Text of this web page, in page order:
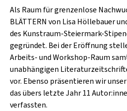
KRISTALLWERK
GOLD & PECH THEATER
Als Raum für grenzenlose
BLÄTTERN von Lisa Höllebauer
des Kunstraum-Steiermark-
gegründet. Bei der Eröffnung
Arbeits- und Workshop-Raum
unabhängigen
vor. Ebenso präsentieren wir
das übers letzte Jahr 11
verfassten.